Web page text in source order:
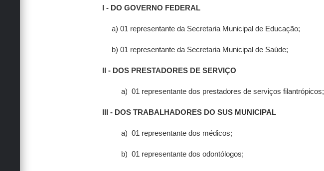
I - DO GOVERNO FEDERAL
a) 01 representante da Secretaria Municipal de Educação;
b) 01 representante da Secretaria Municipal de Saúde;
II - DOS PRESTADORES DE SERVIÇO
a) 01 representante dos prestadores de serviços filantrópicos;
III - DOS TRABALHADORES DO SUS MUNICIPAL
a) 01 representante dos médicos;
b) 01 representante dos odontólogos;